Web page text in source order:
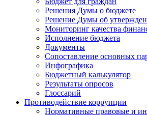
Решения Думы о бюджете
Решение Думы об
Мониторинг качества
Исполнение бюджета
Документы
Сопоставление основных
Инфографика
Бюджетный калькулятор
Результаты опросов
Глоссарий
Противодействие коррупции
Нормативные правовые и